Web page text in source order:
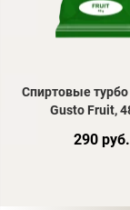
Спиртовые
Gusto Fruit,
290 руб.